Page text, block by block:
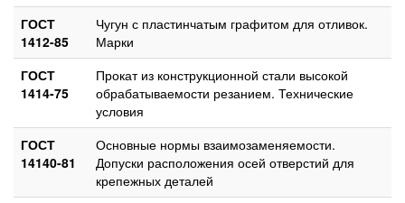
ГОСТ
1412-85
Чугун с пластинчатым графитом для отливок.
Марки
ГОСТ
1414-75
Прокат из конструкционной стали высокой
обрабатываемости резанием. Технические
условия
ГОСТ
14140-81
Основные нормы взаимозаменяемости.
Допуски расположения осей отверстий для
крепежных деталей